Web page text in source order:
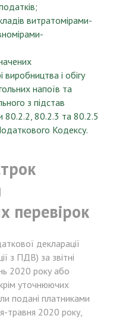
витратомірами-
і обігу
напоїв та
з підстав
80.2.2, 80.2.3 та 80.2.5
Кодексу.
перевірок
декларації
з ПДВ) за звітні
2020 року або
уточнюючих
подані платниками
травня 2020 року,